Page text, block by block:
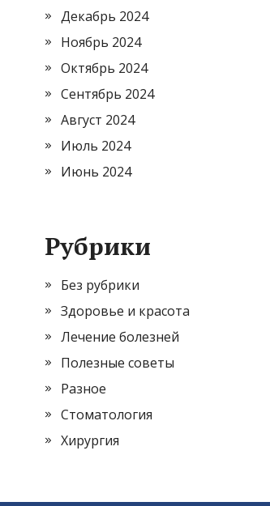
Декабрь 2024
Ноябрь 2024
Октябрь 2024
Сентябрь 2024
Август 2024
Июль 2024
Июнь 2024
Рубрики
Без рубрики
Здоровье и красота
Лечение болезней
Полезные советы
Разное
Стоматология
Хирургия